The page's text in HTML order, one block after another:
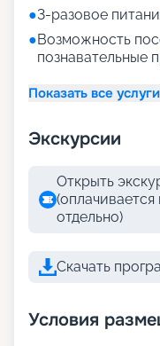
●3-разовое
●Возможность
познавательные
Показать все услуги
Экскурсии
Открыть
отдельно)
Скачать
Условия